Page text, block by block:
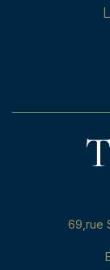
69,rue